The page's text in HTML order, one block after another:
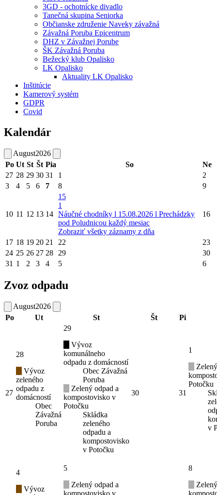
3GD - ochotnícke divadlo
Tanečná skupina Seniorka
Občianske združenie Naveky závažná
Závažná Poruba Epicentrum
DHZ v Závažnej Porube
ŠK Závažná Poruba
Bežecký klub Opalisko
LK Opalisko
Aktuality LK Opalisko
Inštitúcie
Kamerový systém
GDPR
Covid
Kalendár
August2026
Po Ut St Št Pia So
Ne
27 28 29 30 31 1
2
3
4 5 6 7 8 9
10 11 12 13 14
15
1
Náučné chodníky l 15.08.2026 l Prechádzky
pod Poludnicou každý mesiac
Zobraziť všetky záznamy z dňa
16
17 18 19 20 21 22
23
24 25 26 27 28 29
30
31 1 2 3 4 5 6
Zvoz odpadu
August2026
Po
Ut St Št Pi
27
28
Vývoz
zeleného
odpadu z
domácností
Obec
Závažná
Poruba
29
Vývoz
komunálneho
odpadu z domácností
Obec Závažná
Poruba
Zelený odpad a
kompostovisko v
Potočku
Skládka
zeleného
odpadu a
kompostovisko
v Potočku
30 31
1
Potočku
v
4
Vývoz
5
Zelený odpad a
8